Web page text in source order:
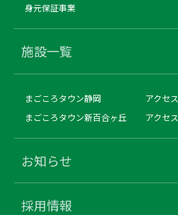
身元保証事業
施設一覧
まごころタウン静岡
アクセス
まごころタウン新百合ヶ丘
アクセス
お知らせ
採用情報